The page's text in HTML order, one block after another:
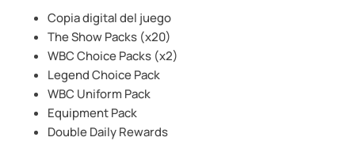
Copia digital del juego
The Show Packs (x20)
WBC Choice Packs (x2)
Legend Choice Pack
WBC Uniform Pack
Equipment Pack
Double Daily Rewards